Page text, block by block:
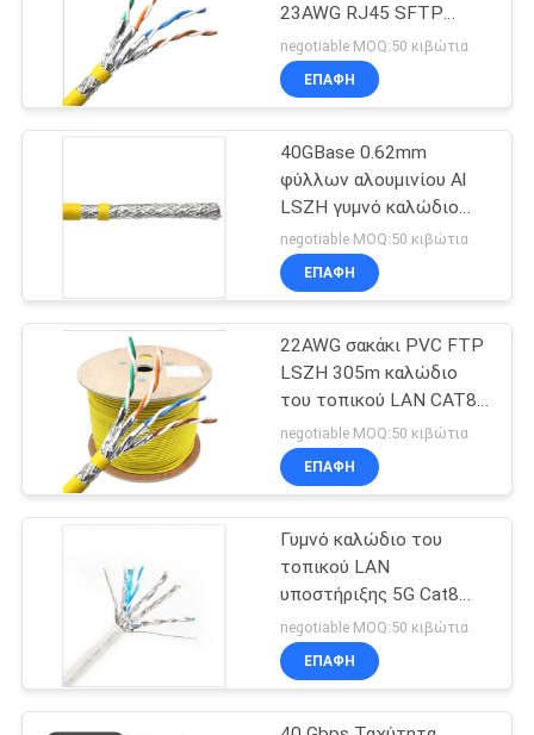
ΕΛΆΤΕ
ΣΕ
ΠΕΡΙΠΤΏΣΕΙΣ
SITEMAP
ΠΟΛΙΤΙΚΉ
CAT6 καλώδιο του
τοπικού LAN
Υπηρεσιακό
ντουλάπι δικτύου
40
καλώδιο οπτικών
ινών
57
23AWG RJ45 SFTP
CAT8 για την
επικοινωνία
negotiable MOQ:50 κιβώτια
ΕΠΑΦΉ
40GBase 0.62mm
φύλλων αλουμινίου Al
LSZH γυμνό καλώδιο
του τοπικού LAN
χαλκού CAT8
negotiable MOQ:50 κιβώτια
ΕΠΑΦΉ
22AWG σακάκι PVC FTP
LSZH 305m καλώδιο
του τοπικού LAN CAT8,
γάτα 8 καλώδιο Ethernet
negotiable MOQ:50 κιβώτια
ΕΠΑΦΉ
Γυμνό καλώδιο του
τοπικού LAN
υποστήριξης 5G Cat8
χαλκού 22AWG 4pairs
υψηλής ταχύτητας
negotiable MOQ:50 κιβώτια
ΕΠΑΦΉ